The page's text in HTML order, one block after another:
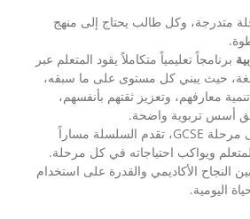
متدرجة، وكل طالب يحتاج إلى منهج
برنامجاً تعليمياً متكاملاً يقود المتعلم عبر
حيث يبني كل مستوى على ما سبقه،
معارفهم، وتعزيز ثقتهم بأنفسهم،
أسس تربوية واضحة.
ومن المستوى الأول حتى مرحلة GCSE، تقدم السلسلة مساراً
ويواكب احتياجاته في كل مرحلة.
النجاح الأكاديمي والقدرة على استخدام
اليومية.